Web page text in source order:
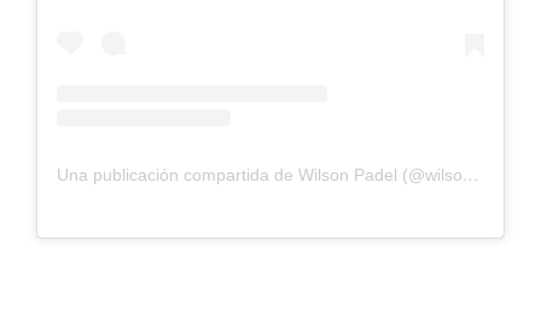
Una publicación compartida de Wilson Padel (@wilsonpadel)